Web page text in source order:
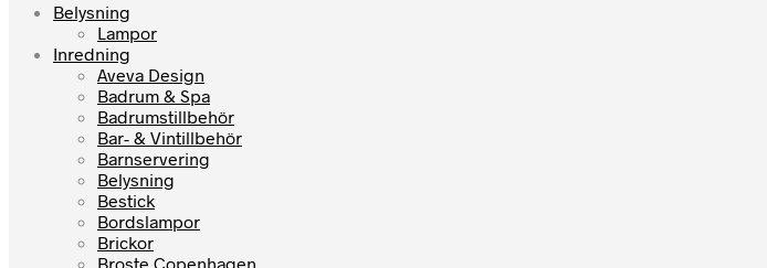
Belysning
Lampor
Inredning
Aveva Design
Badrum & Spa
Badrumstillbehör
Bar- & Vintillbehör
Barnservering
Belysning
Bestick
Bordslampor
Brickor
Broste Copenhagen